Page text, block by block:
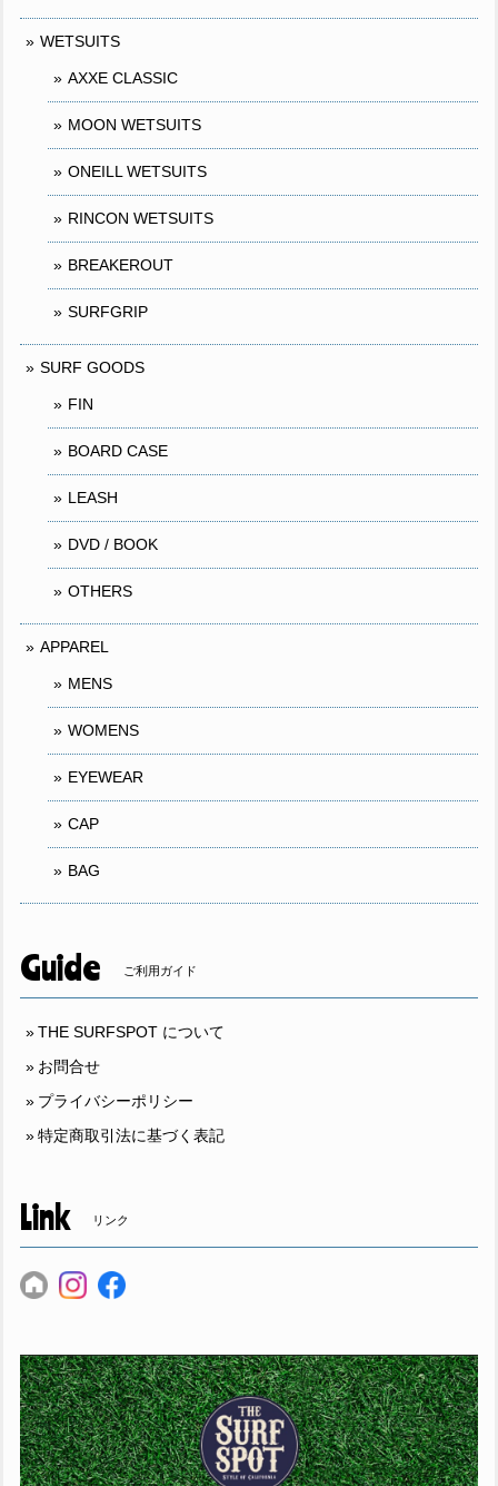
WETSUITS
AXXE CLASSIC
MOON WETSUITS
ONEILL WETSUITS
RINCON WETSUITS
BREAKEROUT
SURFGRIP
SURF GOODS
FIN
BOARD CASE
LEASH
DVD / BOOK
OTHERS
APPAREL
MENS
WOMENS
EYEWEAR
CAP
BAG
Guide ご利用ガイド
THE SURFSPOT について
お問合せ
プライバシーポリシー
特定商取引法に基づく表記
Link リンク